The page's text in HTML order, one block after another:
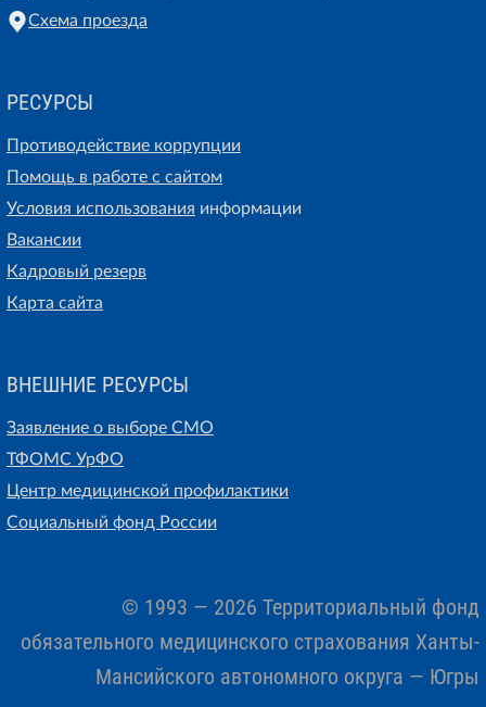
Схема проезда
РЕСУРСЫ
Противодействие коррупции
Помощь в работе с сайтом
Условия использования информации
Вакансии
Кадровый резерв
Карта сайта
ВНЕШНИЕ РЕСУРСЫ
Заявление о выборе СМО
ТФОМС УрФО
Центр медицинской профилактики
Социальный фонд России
© 1993 — 2026 Территориальный фонд
обязательного медицинского страхования Ханты-
Мансийского автономного округа — Югры